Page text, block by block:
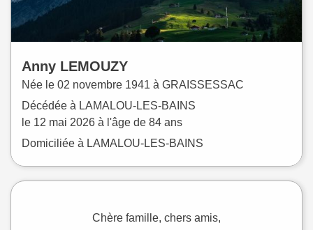
Anny LEMOUZY
Née le 02 novembre 1941 à GRAISSESSAC
Décédée à LAMALOU-LES-BAINS
le 12 mai 2026 à l'âge de 84 ans
Domiciliée à LAMALOU-LES-BAINS
Chère famille, chers amis,